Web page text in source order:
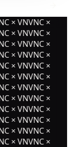
× VNVNC ×
× VNVNC ×
× VNVNC ×
× VNVNC ×
× VNVNC ×
× VNVNC ×
× VNVNC ×
× VNVNC ×
× VNVNC ×
× VNVNC ×
× VNVNC ×
× VNVNC ×